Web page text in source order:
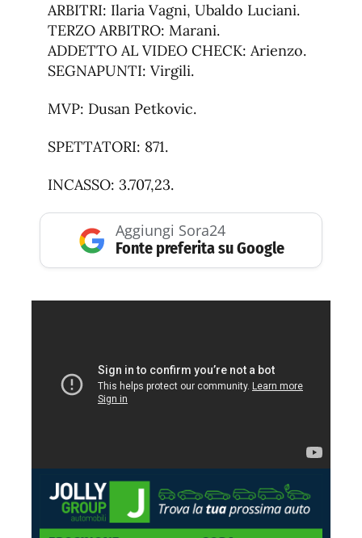
ARBITRI: Ilaria Vagni, Ubaldo Luciani.
TERZO ARBITRO: Marani.
ADDETTO AL VIDEO CHECK: Arienzo.
SEGNAPUNTI: Virgili.
MVP: Dusan Petkovic.
SPETTATORI: 871.
INCASSO: 3.707,23.
Aggiungi Sora24
Fonte preferita su Google